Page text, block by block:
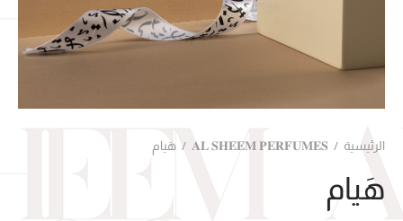
الرئيسية /
𝐀𝐋 𝐒𝐇𝐄𝐄𝐌 𝐏𝐄𝐑𝐅𝐔𝐌𝐄𝐒
/ هَيام
هَيام